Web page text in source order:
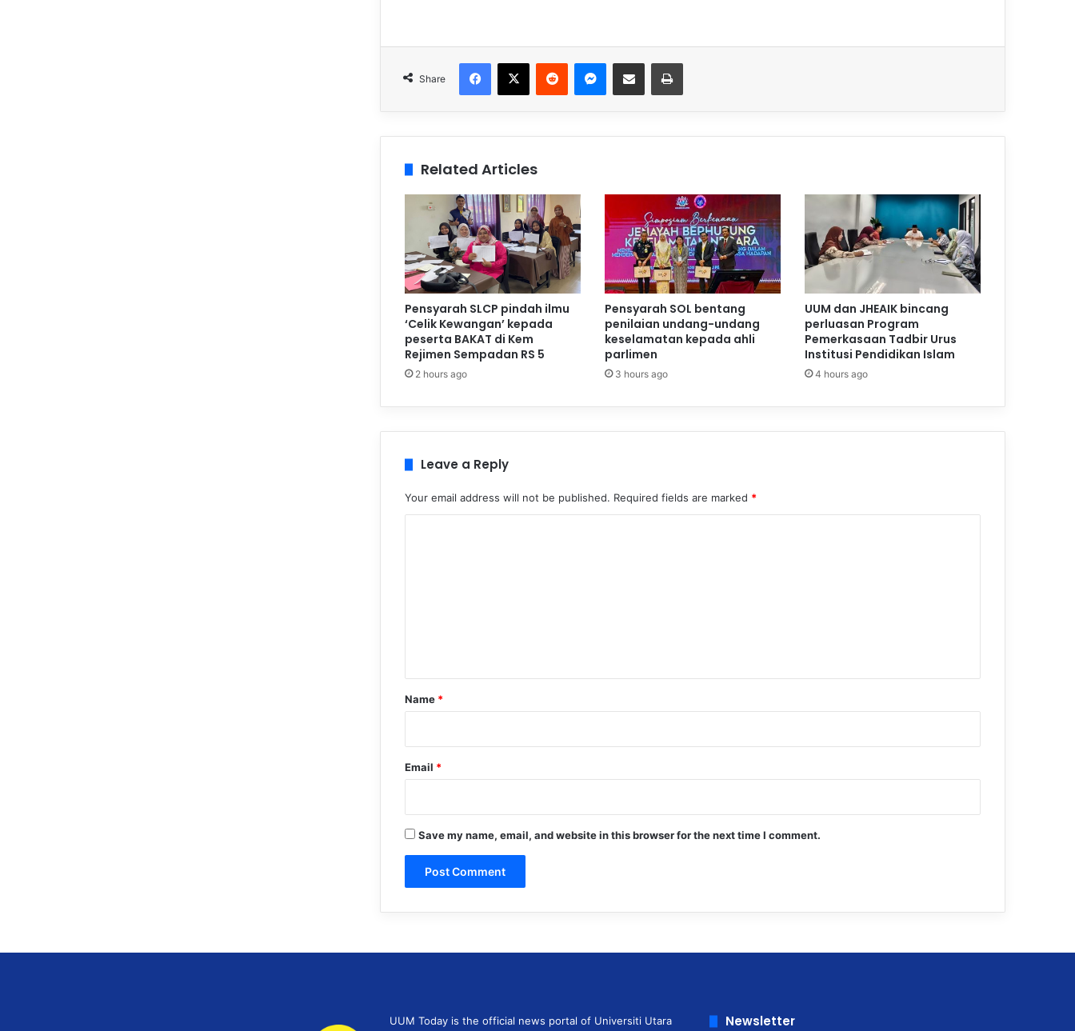
Share
Related Articles
Pensyarah SLCP pindah ilmu
‘Celik Kewangan’ kepada
peserta BAKAT di Kem
Rejimen Sempadan RS 5
2 hours ago
Pensyarah SOL bentang
penilaian undang-undang
keselamatan kepada ahli
parlimen
3 hours ago
UUM dan JHEAIK bincang
perluasan Program
Pemerkasaan Tadbir Urus
Institusi Pendidikan Islam
4 hours ago
Leave a Reply
Your email address will not be published. Required fields are marked *
*
Name *
Email *
Save my name, email, and website in this browser for the next time I comment.
UUM Today is the official news portal of Universiti Utara Newsletter